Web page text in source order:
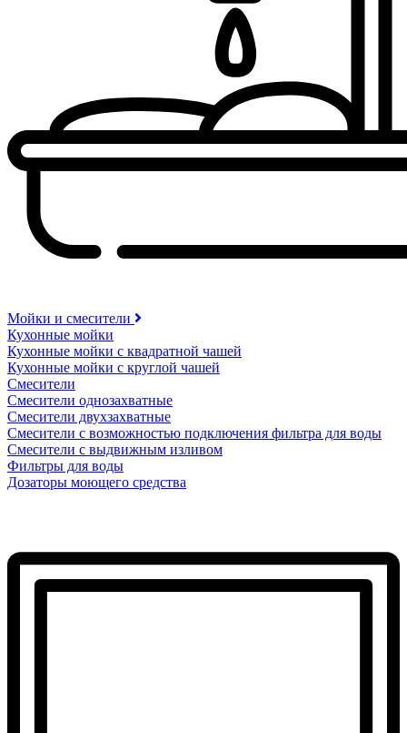
Мойки и смесители
Кухонные мойки
Кухонные мойки с квадратной чашей
Кухонные мойки с круглой чашей
Смесители
Смесители однозахватные
Смесители двухзахватные
Смесители с возможностью подключения фильтра для воды
Смесители с выдвижным изливом
Фильтры для воды
Дозаторы моющего средства